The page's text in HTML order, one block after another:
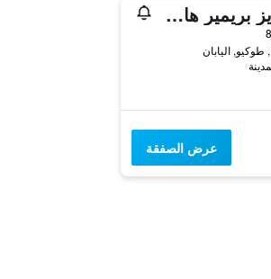
هوتل ماي ستايز بريمير هاماماتسوشو
عرض الصفقة